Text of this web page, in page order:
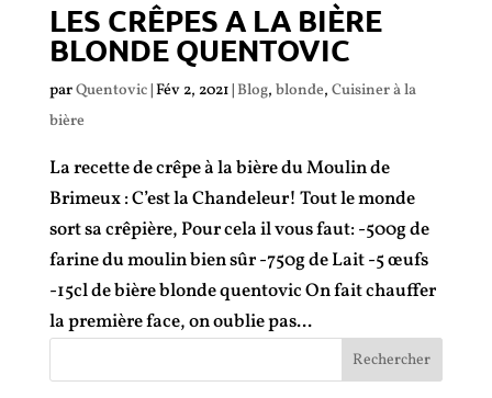
LES CRÊPES A LA BIÈRE
BLONDE QUENTOVIC
parQuentovic| Fév 2, 2021| Blog, blonde, Cuisiner à la
bière
La recette de crêpe à la bière du Moulin de
Brimeux : C’est la Chandeleur! Tout le monde
sort sa crêpière, Pour cela il vous faut: -500g de
farine du moulin bien sûr -750g de Lait -5 œufs
-15cl de bière blonde quentovic On fait chauffer
la première face, on oublie pas...